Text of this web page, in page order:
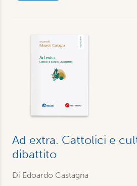
Ad extra. Cattolici e
dibattito
Di Edoardo Castagna